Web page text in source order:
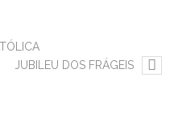
JUBILEU DOS FRÁGEIS